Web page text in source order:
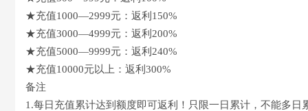
★充值1000—2999元：返利150%
★充值3000—4999元：返利200%
★充值5000—9999元：返利240%
★充值10000元以上：返利300%
备注
1.每日充值累计达到额度即可返利！只限一日累计，不能多日